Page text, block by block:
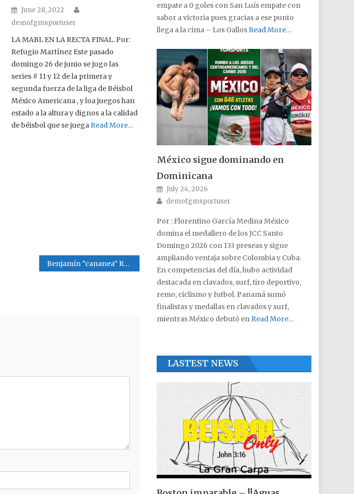
Posted on
June 28, 2022
demofgmsportuser
LA MABL EN LA RECTA FINAL. Por:
Refugio Martínez Este pasado
domingo 26 de junio se jugo las
series # 11 y 12 de la primera y
segunda fuerza de la liga de Béisbol
México Americana , y loa juegos han
estado a la altura y dignos a la calidad
de béisbol que se juega Read More…
Benjamín “cananea” Reyes
empate a 0 goles con San Luís empate con
sabor a victoria pues gracias a ese punto
llega a la cima – Los Gallos Read More…
México sigue dominando en
Dominicana
Posted on
July 24, 2026
Author
demofgmsportuser
Por : Florentino García Medina México
domina el medallero de los JCC Santo
Domingo 2026 con 133 preseas y sigue
ampliando ventaja sobre Colombia y Cuba.
En competencias del día, hubo actividad
destacada en clavados, surf, tiro deportivo,
remo, ciclismo y futbol. Panamá sumó
finalistas y medallas en clavados y surf,
mientras México debutó en Read More…
LASTEST NEWS